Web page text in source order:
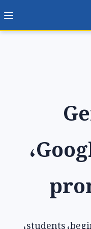
،
،students،